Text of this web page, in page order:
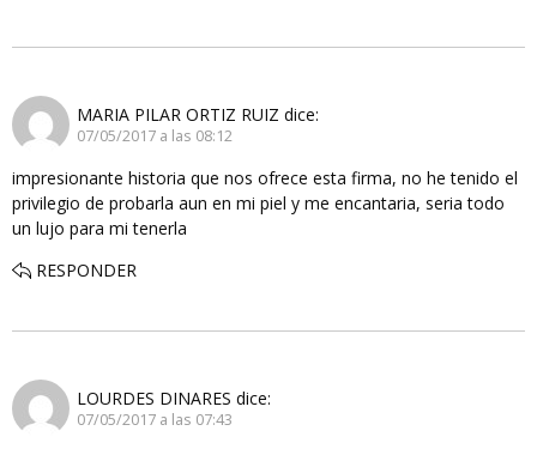
MARIA PILAR ORTIZ RUIZ dice:
07/05/2017 a las 08:12
impresionante historia que nos ofrece esta firma, no he tenido el
privilegio de probarla aun en mi piel y me encantaria, seria todo
un lujo para mi tenerla
RESPONDER
LOURDES DINARES dice:
07/05/2017 a las 07:43